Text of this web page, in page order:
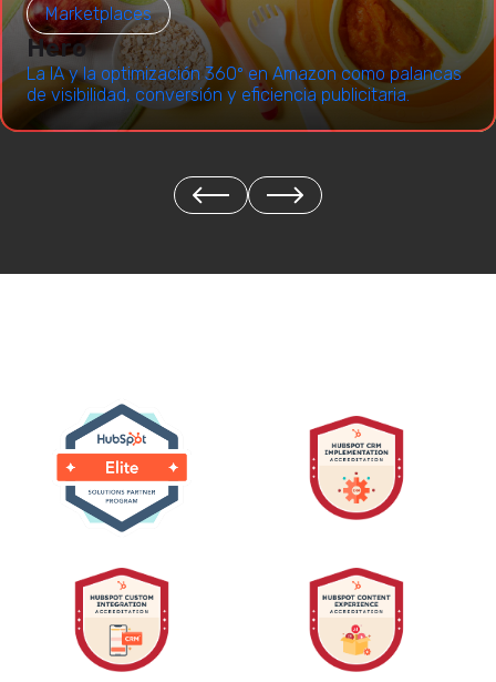
Marketplaces
Hero
La IA y la optimización 360º en Amazon como palancas
de visibilidad, conversión y eficiencia publicitaria.